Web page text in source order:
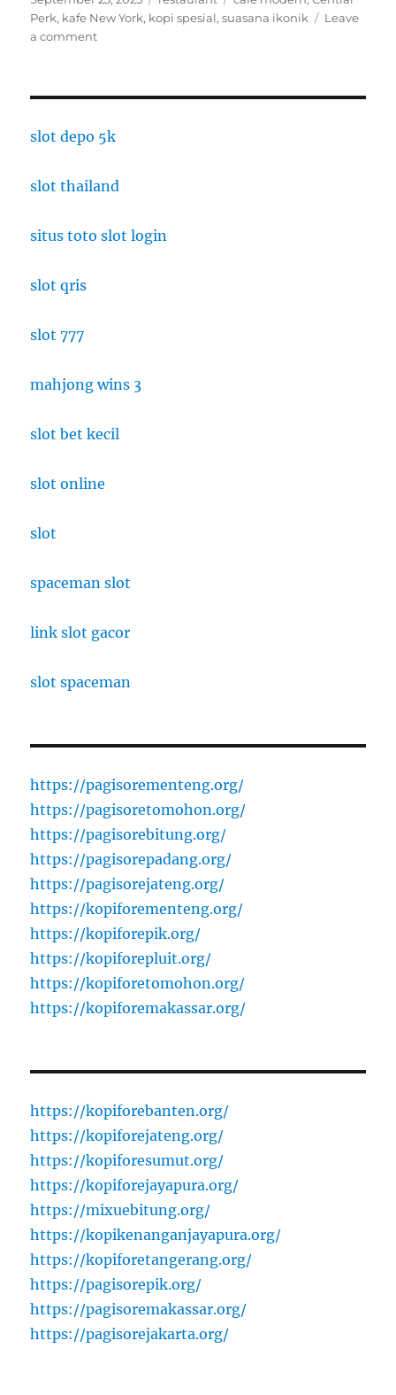
on
Perk, kafe New York, kopi spesial,suasana ikonik
Leave
a commenton
York:
Kopi
Suasana
slot depo 5k
slot thailand
situs toto slot login
slot qris
slot 777
mahjong wins 3
slot bet kecil
slot online
slot
spaceman slot
link slot gacor
slot spaceman
https://pagisorementeng.org/
https://pagisoretomohon.org/
https://pagisorebitung.org/
https://pagisorepadang.org/
https://pagisorejateng.org/
https://kopiforementeng.org/
https://kopiforepik.org/
https://kopiforepluit.org/
https://kopiforetomohon.org/
https://kopiforemakassar.org/
https://kopiforebanten.org/
https://kopiforejateng.org/
https://kopiforesumut.org/
https://kopiforejayapura.org/
https://mixuebitung.org/
https://kopikenanganjayapura.org/
https://kopiforetangerang.org/
https://pagisorepik.org/
https://pagisoremakassar.org/
https://pagisorejakarta.org/